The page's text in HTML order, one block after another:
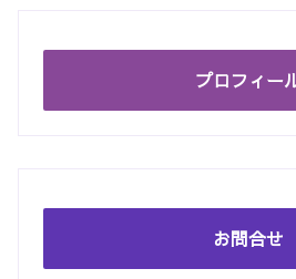
プロフィー
お問合せ